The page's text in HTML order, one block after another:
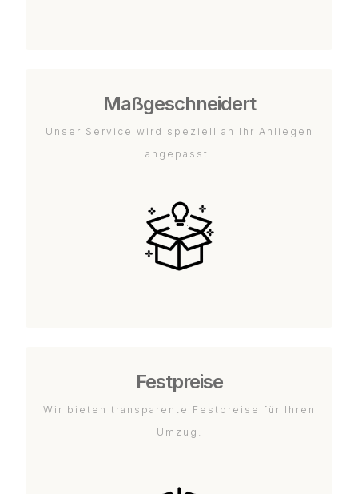
Maßgeschneidert
Unser Service wird speziell an Ihr Anliegen
angepasst.
Festpreise
Wir bieten transparente Festpreise für Ihren
Umzug.